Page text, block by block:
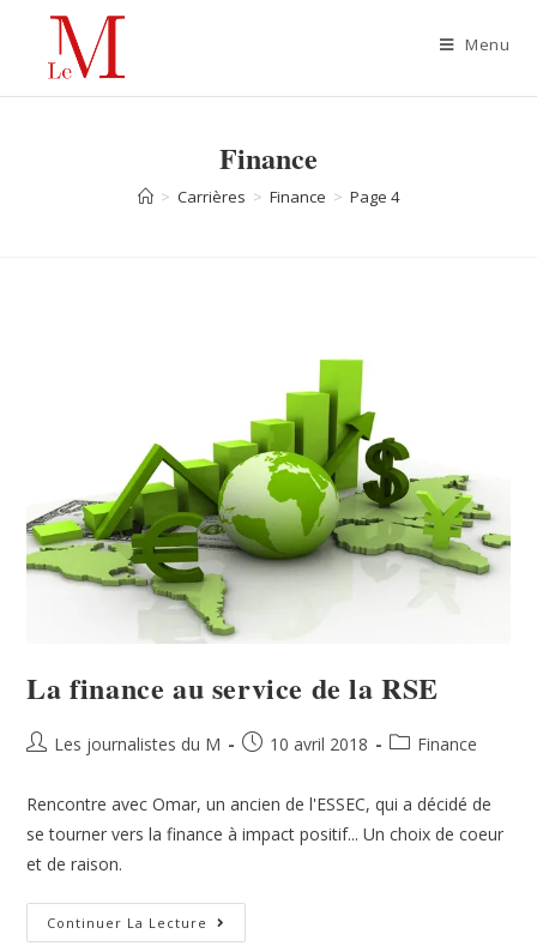
Menu
Finance
> Carrières > Finance > Page 4
La finance au service de la RSE
Les journalistes du M 10 avril 2018 Finance
Rencontre avec Omar, un ancien de l'ESSEC, qui a décidé de
se tourner vers la finance à impact positif... Un choix de coeur
et de raison.
Continuer La Lecture